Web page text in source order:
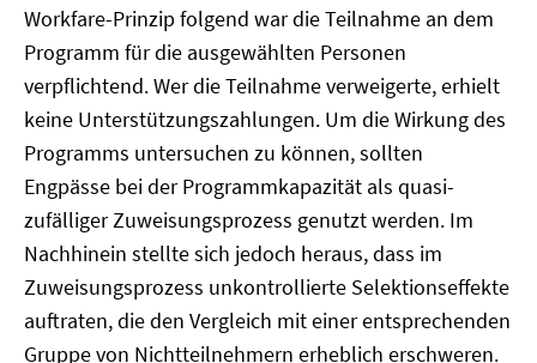
Workfare-Prinzip folgend war die Teilnahme an dem
Programm für die ausgewählten Personen
verpflichtend. Wer die Teilnahme verweigerte, erhielt
keine Unterstützungszahlungen. Um die Wirkung des
Programms untersuchen zu können, sollten
Engpässe bei der Programmkapazität als quasi-
zufälliger Zuweisungsprozess genutzt werden. Im
Nachhinein stellte sich jedoch heraus, dass im
Zuweisungsprozess unkontrollierte Selektionseffekte
auftraten, die den Vergleich mit einer entsprechenden
Gruppe von Nichtteilnehmern erheblich erschweren.